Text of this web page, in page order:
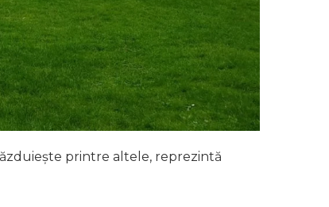
printre altele, reprezintă